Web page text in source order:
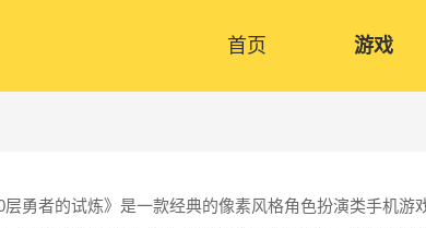
首页 游戏
层勇者的试炼》是一款经典的像素风格角色扮演类手机